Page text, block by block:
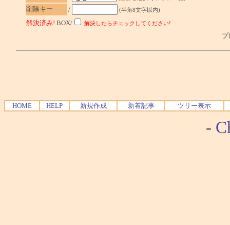
削除キー / (半角8文字以内)
解決済み! BOX/ 解決したらチェックしてください!
プ
HOME HELP 新規作成 新着記事 ツリー表示
-